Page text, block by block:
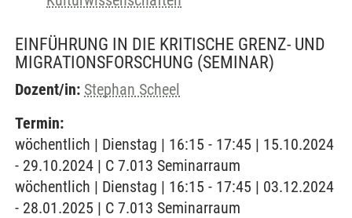
EINFÜHRUNG IN DIE KRITISCHE GRENZ- UND
MIGRATIONSFORSCHUNG (SEMINAR)
Dozent/in: Stephan Scheel
Termin:
wöchentlich | Dienstag | 16:15 - 17:45 | 15.10.2024
- 29.10.2024 | C 7.013 Seminarraum
wöchentlich | Dienstag | 16:15 - 17:45 | 03.12.2024
- 28.01.2025 | C 7.013 Seminarraum